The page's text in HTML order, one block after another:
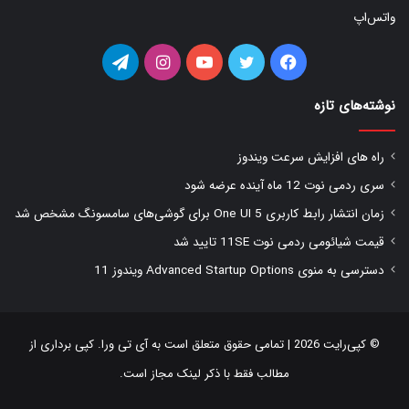
واتس‌اپ
فیس توییتر یوتیوب اینستاگرامتلگرام
نوشته‌های تازه
راه های افزایش سرعت ویندوز
سری ردمی نوت 12 ماه آینده عرضه شود
زمان انتشار رابط کاربری One UI 5 برای گوشی‌های سامسونگ مشخص شد
قیمت شیائومی ردمی نوت 11SE تایید شد
دسترسی به منوی Advanced Startup Options ویندوز 11
© کپی‌رایت 2026 | تمامی حقوق متعلق است به آی تی ورا. کپی برداری از
مطالب فقط با ذکر لینک مجاز است.